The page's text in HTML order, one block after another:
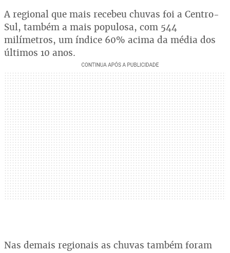
A regional que mais recebeu chuvas foi a Centro-
Sul, também a mais populosa, com 544
milímetros, um índice 60% acima da média dos
últimos 10 anos.
Nas demais regionais as chuvas também foram